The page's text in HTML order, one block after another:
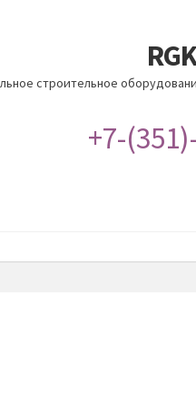
строительное
+7-